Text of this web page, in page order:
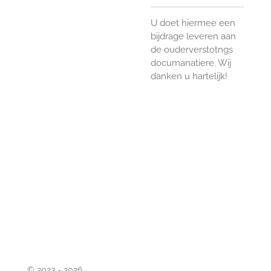
U doet hiermee een
bijdrage leveren aan
de ouderverstotngs
documanatiere. Wij
danken u hartelijk!